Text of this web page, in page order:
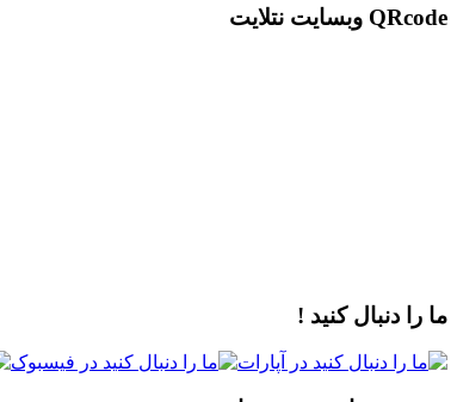
QRcode وبسایت نتلایت
ما را دنبال کنید !